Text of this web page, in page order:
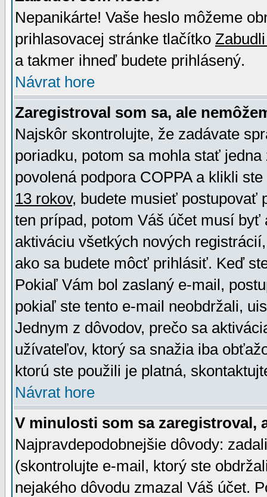
Nepanikárte! Vaše heslo môžeme
prihlasovacej stránke tlačítko
a takmer ihneď budete prihlásený.
Návrat hore
Zaregistroval som sa, ale
Najskôr skontrolujte, že zadávate
poriadku, potom sa mohla stať
povolená podpora COPPA a klikli
13 rokov, budete musieť postupovať
ten prípad, potom Váš účet musí
aktiváciu všetkých nových
ako sa budete môcť prihlásiť. Keď
Pokiaľ Vám bol zaslaný e-mail,
pokiaľ ste tento e-mail neobdržali,
Jednym z dôvodov, prečo sa
užívateľov, ktorý sa snažia iba
ktorú ste použili je platná,
Návrat hore
V minulosti som sa zaregistroval,
Najpravdepodobnejšie dôvody:
(skontrolujte e-mail, ktorý ste
nejakého dôvodu zmazal Váš účet.